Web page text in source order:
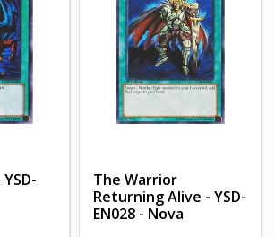
The Warrior
Returning Alive - YSD-
EN028 - Nova